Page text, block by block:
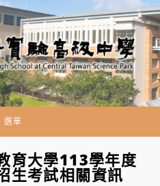
選單
育大學113學年度
生考試相關資訊